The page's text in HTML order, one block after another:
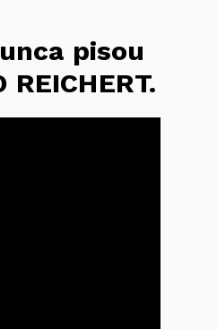
pisou
REICHERT.